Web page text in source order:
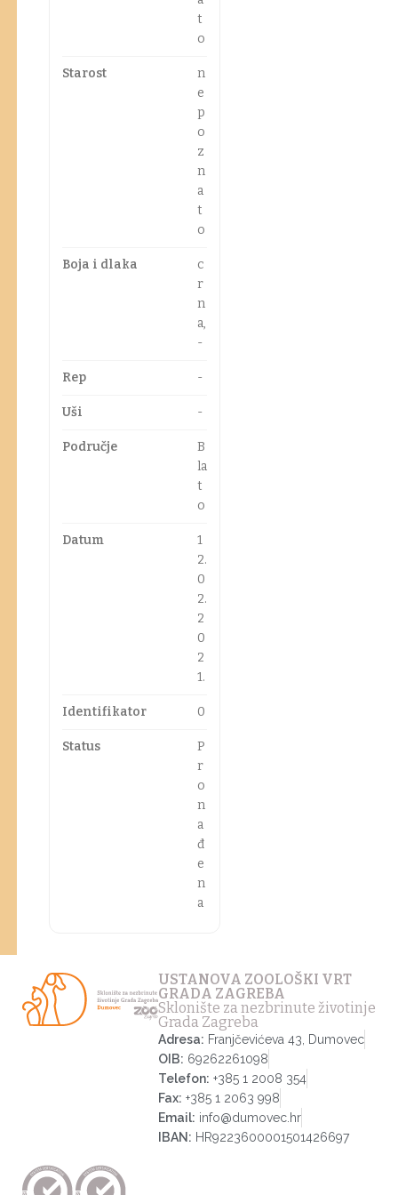
t
o
Starost
n
e
p
o
z
n
a
t
o
Boja i dlaka
c
r
n
a,
-
Rep -
Uši -
Područje
B
la
t
o
Datum
1
2.
0
2.
2
0
2
1.
Identifikator 0
Status
P
r
o
n
a
đ
e
n
a
USTANOVA ZOOLOŠKI VRT
GRADA ZAGREBA
Sklonište za nezbrinute životinje
Grada Zagreba
Adresa: Franjčevićeva 43, Dumovec
OIB: 69262261098
Telefon: +385 1 2008 354
Fax: +385 1 2063 998
Email: info@dumovec.hr
IBAN: HR9223600001501426697